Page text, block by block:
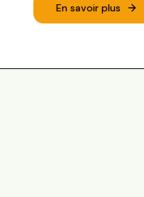
En savoir plus